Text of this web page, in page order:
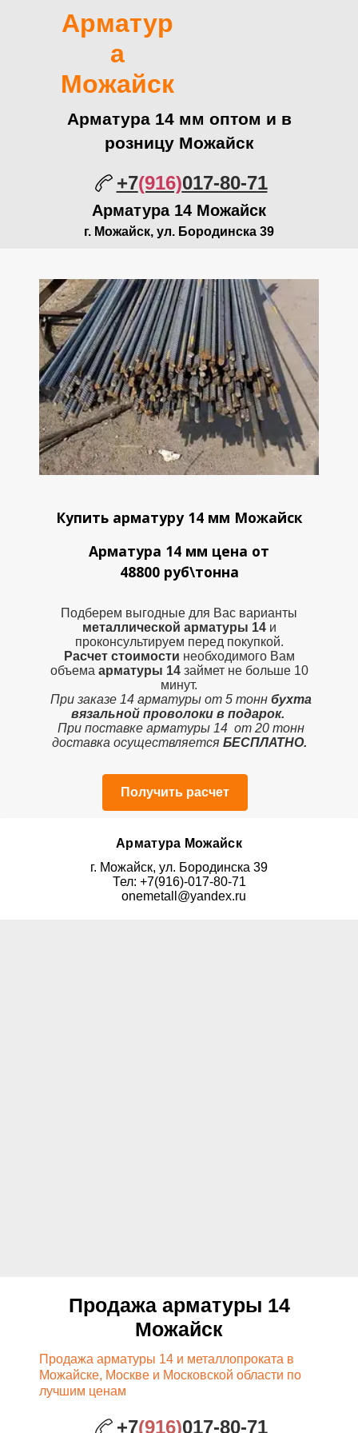
Арматур
а
Можайск
Арматура 14 мм оптом и в
розницу Можайск
+7(916)017-80-71
Арматура 14 Можайск
г. Можайск, ул. Бородинска 39
Купить арматуру 14 мм Можайск
Арматура 14 мм цена от
48800 руб\тонна
Подберем выгодные для Вас варианты
металлической арматуры 14и
проконсультируем перед покупкой.
Расчет стоимости необходимого Вам
объема арматуры 14займет не больше 10
минут.
При заказе 14 арматуры от 5 тонн бухта
вязальной проволоки в подарок.
При поставке арматуры 14 от 20 тонн
доставка осуществляется БЕСПЛАТНО.
Получить расчет
Арматура Можайск
г. Можайск, ул. Бородинска 39
Тел: +7(916)-017-80-71
onemetall@yandex.ru
Продажа арматуры 14
Можайск
Продажа арматуры 14 и металлопроката в
Можайске, Москве и Московской области по
лучшим ценам
+7(916)017-80-71